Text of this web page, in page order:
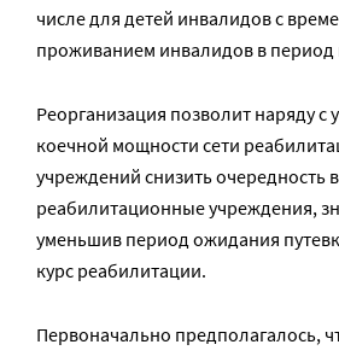
числе для детей инвалидов с
проживанием инвалидов в период
Реорганизация позволит наряду с
коечной мощности сети
учреждений снизить очередность
реабилитационные учреждения,
уменьшив период ожидания
курс реабилитации.
Первоначально предполагалось,